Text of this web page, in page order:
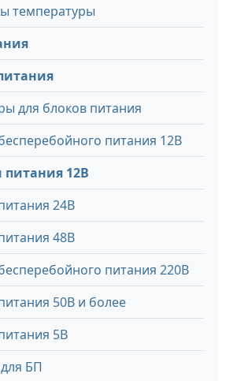
температуры
для блоков питания
питания 12В
12В
24В
48В
питания 220В
50В и более
5В
БП